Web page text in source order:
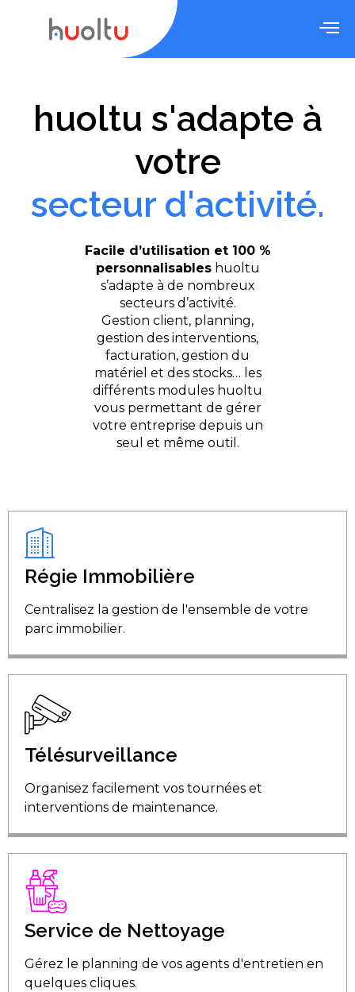
huoltu s'adapte à
votre
secteur d'activité.
Facile d’utilisation et 100 %
personnalisableshuoltu
s’adapte à de nombreux
secteurs d’activité.
Gestion client, planning,
gestion des interventions,
facturation, gestion du
matériel et des stocks… les
différents modules huoltu
vous permettant de gérer
votre entreprise depuis un
seul et même outil.
Régie Immobilière
Centralisez la gestion de l'ensemble de votre
parc immobilier.
Télésurveillance
Organisez facilement vos tournées et
interventions de maintenance.
Service de Nettoyage
Gérez le planning de vos agents d'entretien en
quelques cliques.